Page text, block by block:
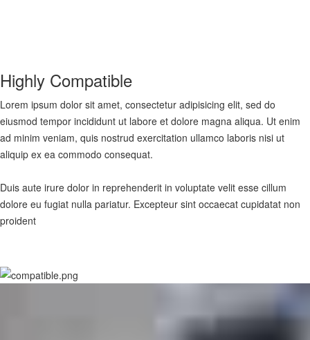
Highly Compatible
Lorem ipsum dolor sit amet, consectetur adipisicing elit, sed do
eiusmod tempor incididunt ut labore et dolore magna aliqua. Ut enim
ad minim veniam, quis nostrud exercitation ullamco laboris nisi ut
aliquip ex ea commodo consequat.
Duis aute irure dolor in reprehenderit in voluptate velit esse cillum
dolore eu fugiat nulla pariatur. Excepteur sint occaecat cupidatat non
proident